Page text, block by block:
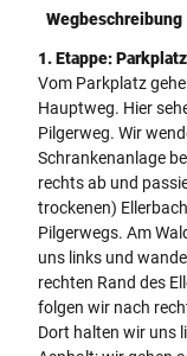
Wegbeschreibung
1. Etappe:
Vom Parkplatz
Hauptweg. Hier
Pilgerweg. Wir
Schrankenanlage
rechts ab und
trockenen)
Pilgerwegs. Am
uns links und
rechten Rand des
folgen wir nach
Dort halten wir uns